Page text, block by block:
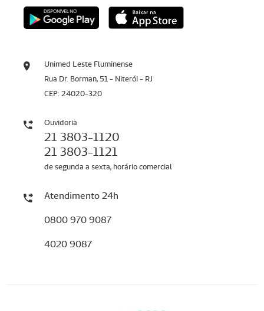
Unimed Leste Fluminense
Rua Dr. Borman, 51 - Niterói - RJ
CEP: 24020-320
Ouvidoria
21 3803-1120
21 3803-1121
de segunda a sexta, horário comercial
Atendimento 24h
0800 970 9087
4020 9087